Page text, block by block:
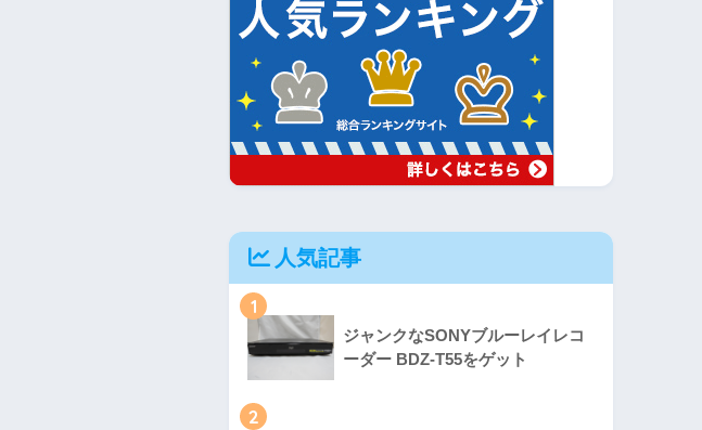
人気記事
1
ジャンクなSONYブルーレイレコ
ーダー BDZ-T55をゲット
2